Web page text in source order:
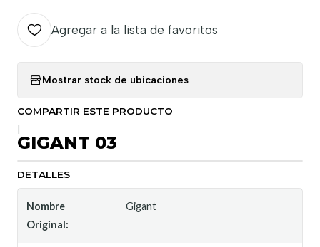
Agregar a la lista de favoritos
Mostrar stock de ubicaciones
COMPARTIR ESTE PRODUCTO
GIGANT 03
DETALLES
Nombre
Original:
Gigant